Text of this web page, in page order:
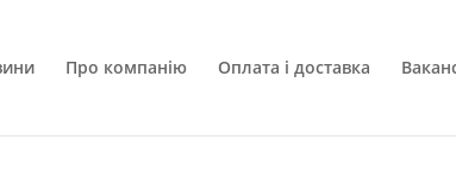
Про компанію Оплата і доставка